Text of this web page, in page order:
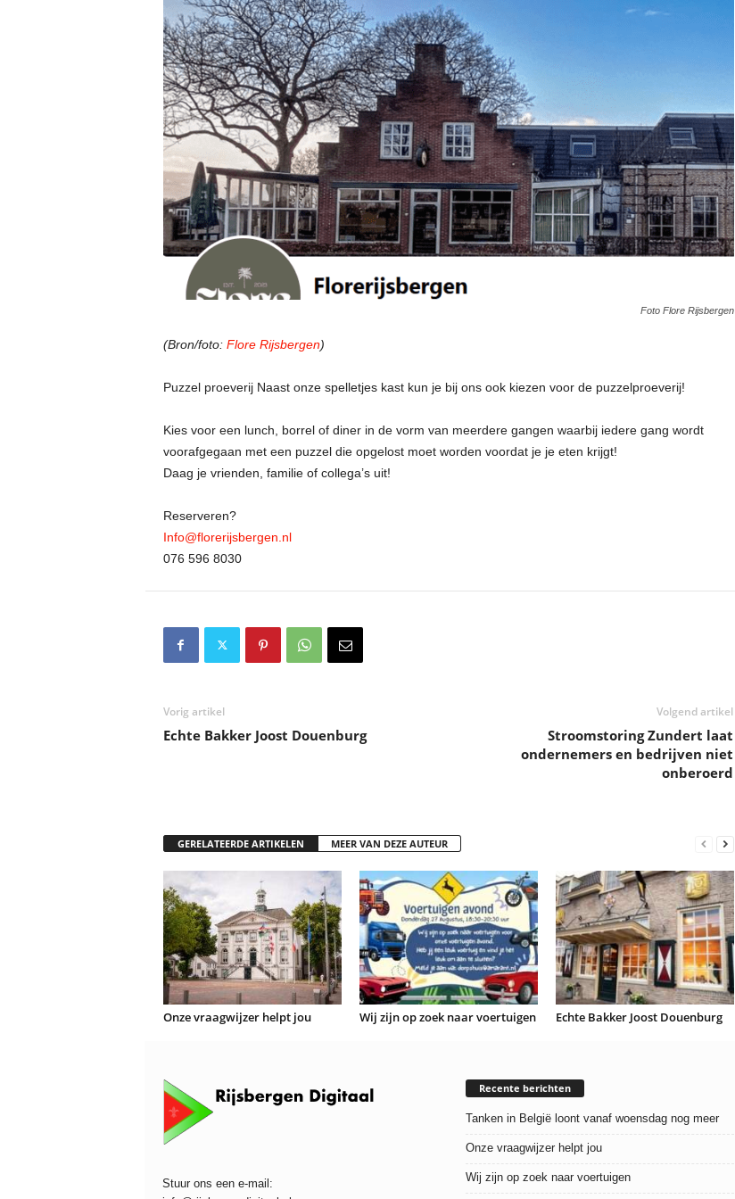
Foto Flore Rijsbergen
(Bron/foto:Flore Rijsbergen)
Puzzel proeverij Naast onze spelletjes kast kun je bij ons ook kiezen voor de puzzelproeverij!
Kies voor een lunch, borrel of diner in de vorm van meerdere gangen waarbij iedere gang wordt
voorafgegaan met een puzzel die opgelost moet worden voordat je je eten krijgt!
Daag je vrienden, familie of collega’s uit!
Reserveren?
Info@florerijsbergen.nl
076 596 8030
Vorig artikel
Echte Bakker Joost Douenburg
Volgend artikel
Stroomstoring Zundert laat
ondernemers en bedrijven niet
onberoerd
GERELATEERDE ARTIKELEN MEER VAN DEZE AUTEUR
Onze vraagwijzer helpt jou Wij zijn op zoek naar voertuigen Echte Bakker Joost Douenburg
Stuur ons een e-mail:
Recente berichten
Tanken in België loont vanaf woensdag nog meer
Onze vraagwijzer helpt jou
Wij zijn op zoek naar voertuigen